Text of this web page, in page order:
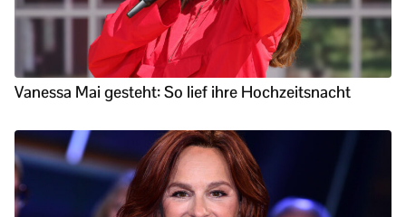
Vanessa Mai gesteht: So lief ihre Hochzeitsnacht